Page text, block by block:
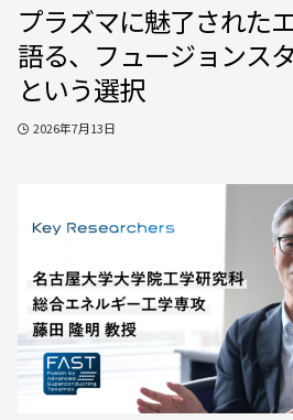
プラズマに魅了された
語る、フュージョンス
という選択
2026年7月13日